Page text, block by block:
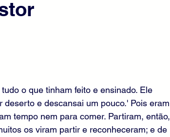
o que tinham feito e ensinado. Ele
e descansai um pouco.' Pois eram
tempo nem para comer. Partiram, então,
os viram partir e reconheceram; e de